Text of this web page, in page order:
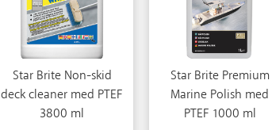
Star Brite Non-skid
deck cleaner med PTEF
3800 ml
Star Brite Premium
Marine Polish med
PTEF 1000 ml